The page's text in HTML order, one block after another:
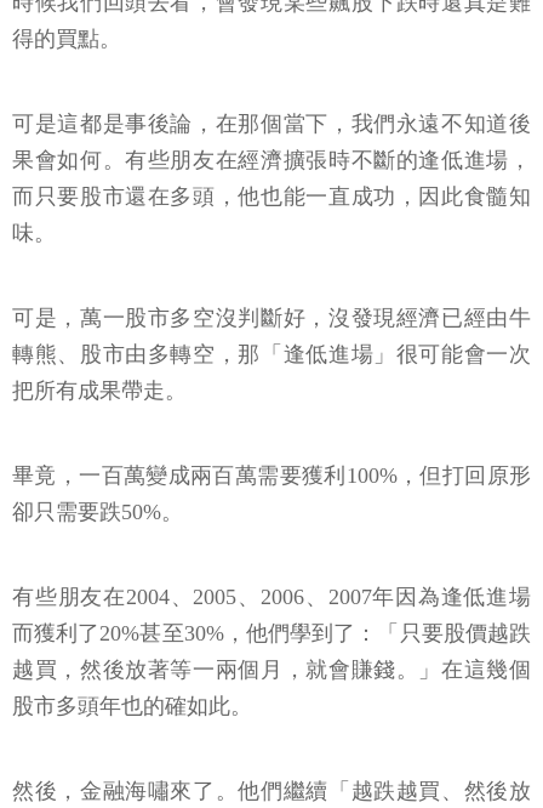
得的買點。
可是這都是事後論，在那個當下，我們永遠不知道後
果會如何。有些朋友在經濟擴張時不斷的逢低進場，
而只要股市還在多頭，他也能一直成功，因此食髓知
味。
可是，萬一股市多空沒判斷好，沒發現經濟已經由牛
轉熊、股市由多轉空，那「逢低進場」很可能會一次
把所有成果帶走。
畢竟，一百萬變成兩百萬需要獲利100%，但打回原形
卻只需要跌50%。
有些朋友在2004、2005、2006、2007年因為逢低進場
而獲利了20%甚至30%，他們學到了：「只要股價越跌
越買，然後放著等一兩個月，就會賺錢。」在這幾個
股市多頭年也的確如此。
然後，金融海嘯來了。他們繼續「越跌越買、然後放